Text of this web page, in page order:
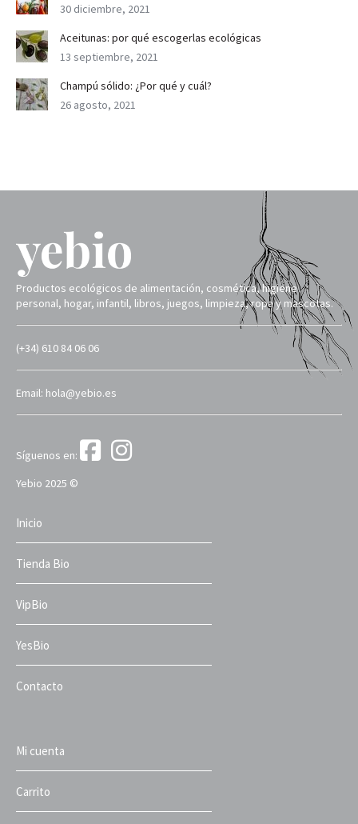
30 diciembre, 2021
Aceitunas: por qué escogerlas ecológicas
13 septiembre, 2021
Champú sólido: ¿Por qué y cuál?
26 agosto, 2021
Productos ecológicos de alimentación, cosmética, higiene
personal, hogar, infantil, libros, juegos, limpieza, ropa y mascotas.
(+34) 610 84 06 06
Email: hola@yebio.es
Síguenos en:
Yebio 2025 ©
Inicio
Tienda Bio
VipBio
YesBio
Contacto
Mi cuenta
Carrito